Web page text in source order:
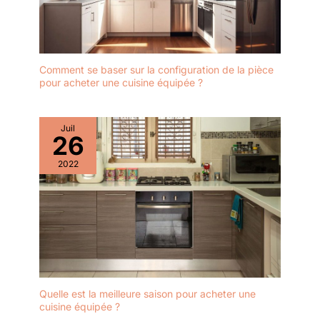
Comment se baser sur la configuration de la pièce
pour acheter une cuisine équipée ?
Juil
26
2022
Quelle est la meilleure saison pour acheter une
cuisine équipée ?